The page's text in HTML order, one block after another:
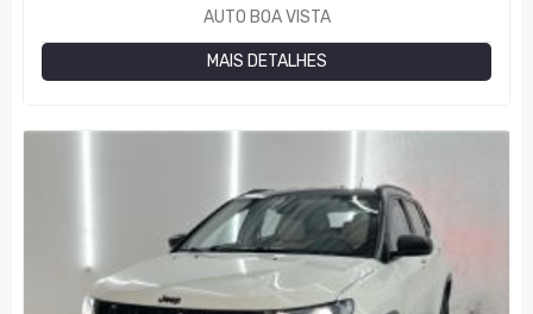
AUTO BOA VISTA
MAIS DETALHES